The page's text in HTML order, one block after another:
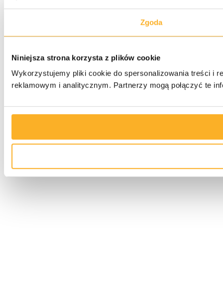
Zgoda
Niniejsza strona korzysta z plików cookie
Wykorzystujemy pliki cookie do spersonalizowania treści i
reklamowym i analitycznym. Partnerzy mogą połączyć te